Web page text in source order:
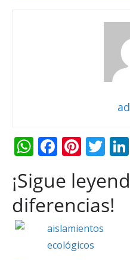
W
at
s
F
e
b
o
o
Pi
er
e
st
T
itt
er
¡Sigue
diferencias!